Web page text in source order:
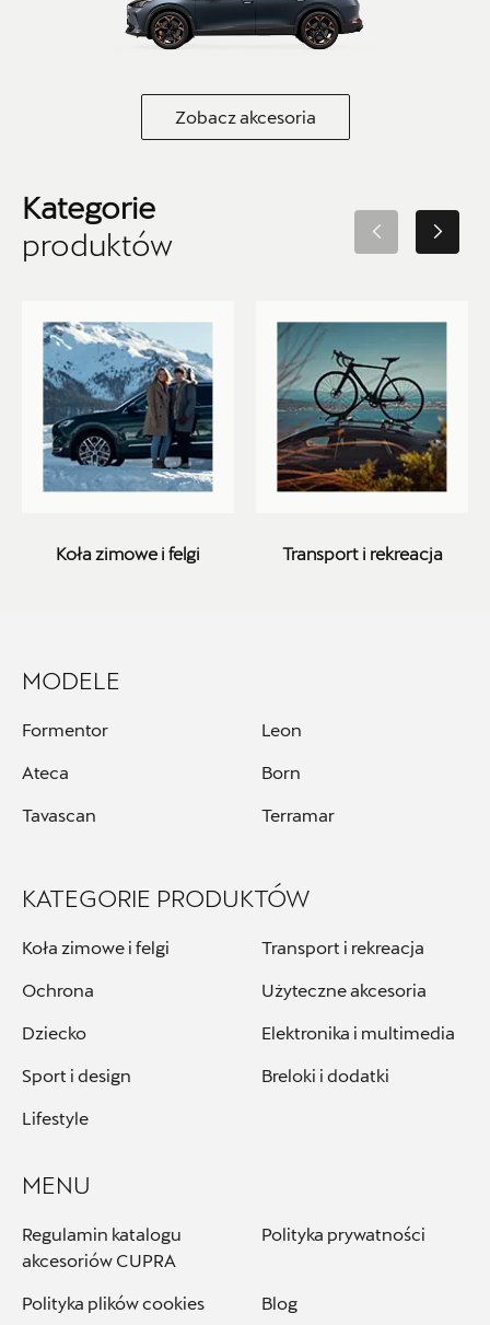
Zobacz akcesoria
Kategorie
produktów
Koła zimowe i felgi Transport i rekreacja
ul. Farbiarska 25a, Warszawa
ul. Krakowska 283, Kielce
+48 413 465 588
czesci.seat@autorudkielce.pl
Bednarek
czesci.vw@bednarek.com.pl
Carsed
akcesoria.warszawa@carsed.pl
Centrum Poznań
ul. Jadwigi Wajsówny 9, Poznań
Cichy - Zasada
MODELE
Formentor Leon
Ateca Born
Tavascan Terramar
KATEGORIE PRODUKTÓW
Koła zimowe i felgi Transport i rekreacja
Ochrona Użyteczne akcesoria
Dziecko Elektronika i multimedia
Sport i design Breloki i dodatki
Lifestyle
MENU
Regulamin katalogu
akcesoriów CUPRA
Polityka prywatności
Polityka plików cookies Blog